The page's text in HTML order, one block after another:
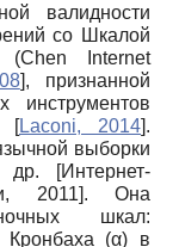
валидности
со Шкалой
(Chen Internet
], признанной
[Laconi, 2014].
выборки
др.
[Интернет-
2011]. Она
шкал:
(α) в